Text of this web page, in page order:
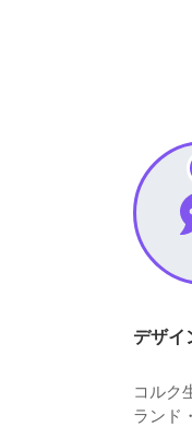
デザイ
コルク
ランド